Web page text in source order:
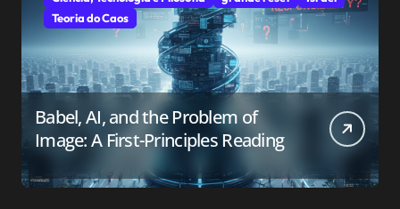
Teoria do Caos
Babel, AI, and the Problem of
Image: A First-Principles Reading